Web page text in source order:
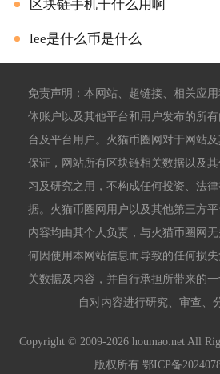
区块链手机干什么用啊
lee是什么币是什么
免责声明：本网站、超链接、相关应
体账户以及其他平台和用户发布的所
台及平台用户。火猫币圈网对于网站
保证，网站所有区块链相关数据以及
习及研究之用，不构成任何投资、法
据。火猫币圈网用户以及其他第三方
内容均由其个人负责，与火猫币圈网
何因使用本网站信息而导致的任何损
关数据及内容，并自行承担所带来的
自对内容进行研究、审查、
Copyright © 2009-2026 houmao.net All
版权所有 鄂ICP备